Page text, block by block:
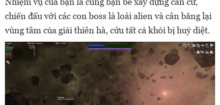
chiến đấu với các con boss là loài alien và cân bằng lại
vùng tâm của giải thiên hà, cứu tất cả khỏi bị huỷ diệt.